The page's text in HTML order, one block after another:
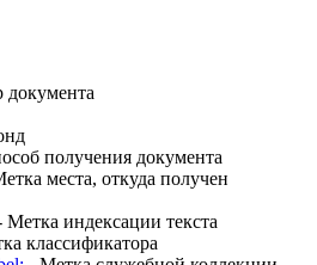
документа
получения документа
места, откуда получен
Метка индексации текста
классификатора